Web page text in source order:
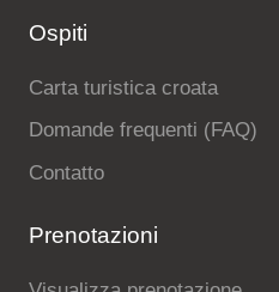
Ospiti
Carta turistica croata
Domande frequenti (FAQ)
Contatto
Prenotazioni